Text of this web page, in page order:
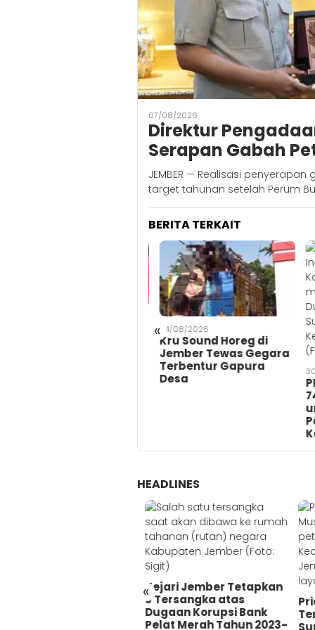
07/08/2026
Direktur
Serapan Gabah
JEMBER — Realisasi
target tahunan setelah Perum
BERITA TERKAIT
«
04/08/2026
Kru Sound Horeg di
Jember Tewas Gegara
Terbentur Gapura
Desa
30/
HEADLINES
«
Kejari Jember Tetapkan
3 Tersangka atas
Dugaan Korupsi Bank
Pelat Merah Tahun 2023-